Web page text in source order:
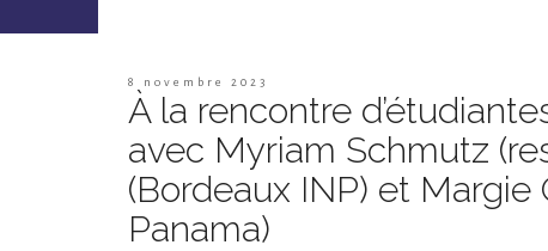
8 novembre 2023
À la rencontre
avec Myriam Schmutz
(Bordeaux INP) et
Panama)